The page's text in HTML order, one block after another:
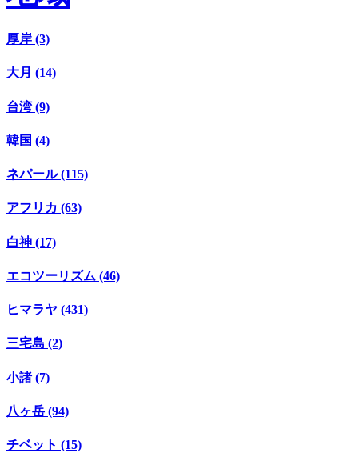
厚岸 (3)
大月 (14)
台湾 (9)
韓国 (4)
ネパール (115)
アフリカ (63)
白神 (17)
エコツーリズム (46)
ヒマラヤ (431)
三宅島 (2)
小諸 (7)
八ヶ岳 (94)
チベット (15)